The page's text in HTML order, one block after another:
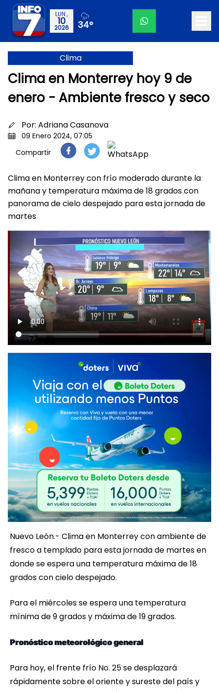
LUN.,
10
2026 34°
Clima
Clima en Monterrey hoy 9 de
enero - Ambiente fresco y seco
Por: Adriana Casanova
09 Enero 2024, 07:05
Compartir
Clima en Monterrey con frío moderado durante la
mañana y temperatura máxima de 18 grados con
panorama de cielo despejado para esta jornada de
martes
Nuevo León.- Clima en Monterrey con ambiente de
fresco a templado para esta jornada de martes en
donde se espera una temperatura máxima de 18
grados con cielo despejado.
Para el miércoles se espera una temperatura
mínima de 9 grados y máxima de 19 grados.
Pronóstico meteorológico general
Para hoy, el frente frío No. 25 se desplazará
rápidamente sobre el oriente y sureste del país y